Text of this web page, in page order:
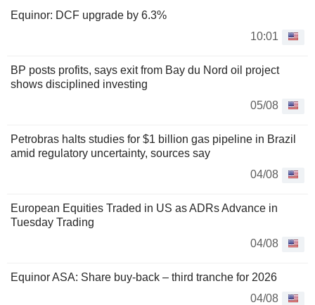
Equinor: DCF upgrade by 6.3%
10:01
BP posts profits, says exit from Bay du Nord oil project
shows disciplined investing
05/08
Petrobras halts studies for $1 billion gas pipeline in Brazil
amid regulatory uncertainty, sources say
04/08
European Equities Traded in US as ADRs Advance in
Tuesday Trading
04/08
Equinor ASA: Share buy-back – third tranche for 2026
04/08